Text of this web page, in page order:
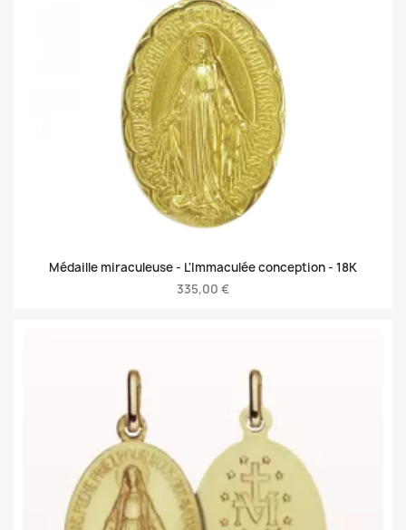
Médaille miraculeuse - L'Immaculée conception - 18K
335,00 €